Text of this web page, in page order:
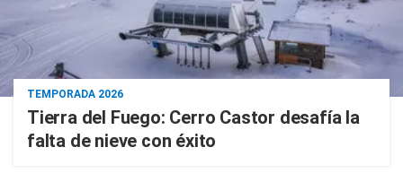
TEMPORADA 2026
Tierra del Fuego: Cerro Castor desafía la
falta de nieve con éxito